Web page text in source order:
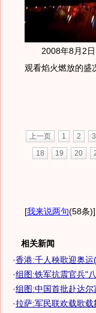
2008年8月2日
观看焰火燃放的盛
上一页 1 2 3
18
19 20
[我来说两句(58条)]
相关新闻
·香港:千人秧歌迎奥运
·组图:铁军抗震官兵"
·组图:中国首批赴达尔
·拉萨:军民联欢载歌